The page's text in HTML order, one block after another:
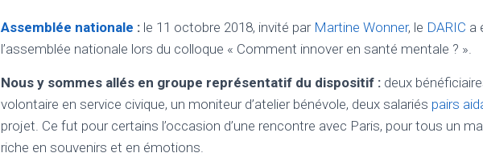
Assemblée nationale : le 11 octobre 2018, invité par Martine Wonner, le DARIC a
l’assemblée nationale lors du colloque « Comment innover en santé mentale ? ».
Nous y sommes allés en groupe représentatif du dispositif : deux
volontaire en service civique, un moniteur d’atelier bénévole, deux salariés pairs
projet. Ce fut pour certains l’occasion d’une rencontre avec Paris, pour tous un
riche en souvenirs et en émotions.